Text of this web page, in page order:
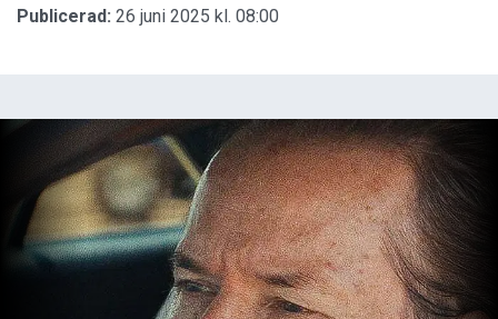
Publicerad: 26 juni 2025 kl. 08:00